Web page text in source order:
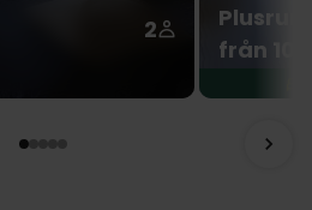
2
Plusrum
från